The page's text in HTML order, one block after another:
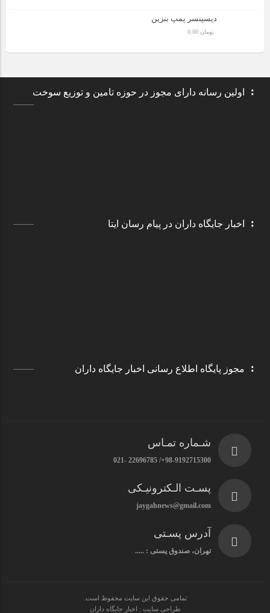
دیسپنسر پمپ بنزین
تومان
اولین رسانه دارای مجوز در حوزه تامین و توزیع سوخت
اخبار جایگاه داران در پیام رسان ایتا
مجوز پایگاه اطلاع رسانی اخبار جایگاه داران
شـماره تمـاس
98-9192715300+/ 22696785 -021
پسـت الـکترونیـکی
jaygahnews@gmail.com
آدرس پسـتی
تهران، صندوق پستی : .....
تمامی حقوق این سایت محفوظ است.
طراحی سایت : اخبار جایگاه داران